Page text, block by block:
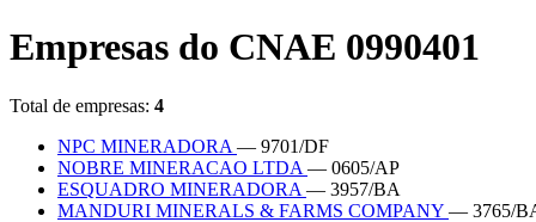
Empresas do CNAE 0990401
Total de empresas: 4
NPC MINERADORA — 9701/DF
NOBRE MINERACAO LTDA — 0605/AP
ESQUADRO MINERADORA — 3957/BA
MANDURI MINERALS & FARMS COMPANY — 3765/